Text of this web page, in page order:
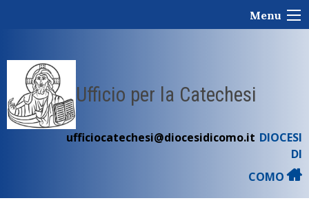
Menu
Ufficio per la Catechesi
ufficiocatechesi@diocesidicomo.it DIOCESI
DI
COMO